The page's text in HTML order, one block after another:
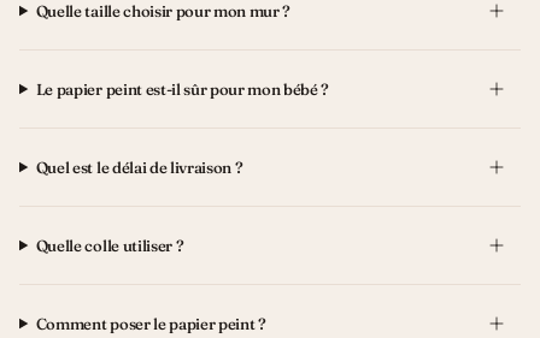
Quelle taille choisir pour mon mur ?
Le papier peint est-il sûr pour mon bébé ?
Quel est le délai de livraison ?
Quelle colle utiliser ?
Comment poser le papier peint ?